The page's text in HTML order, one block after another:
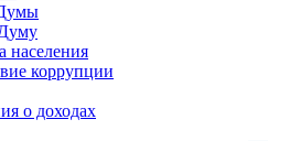
населения
коррупции
о доходах